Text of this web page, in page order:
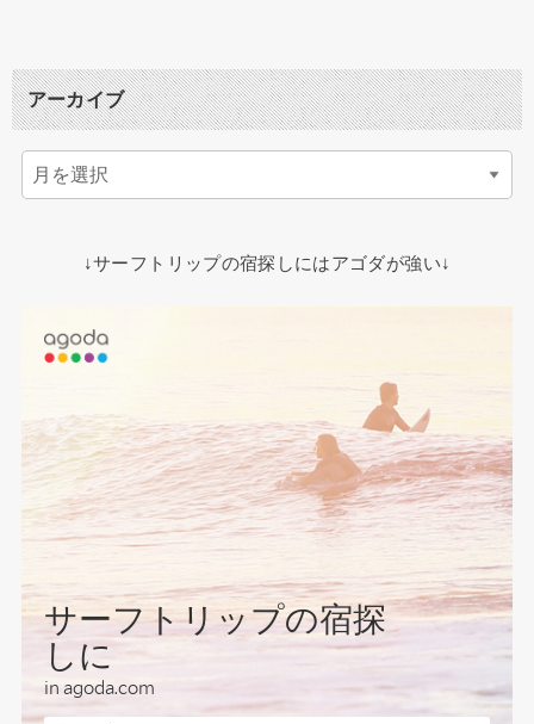
アーカイブ
↓サーフトリップの宿探しにはアゴダが強い↓